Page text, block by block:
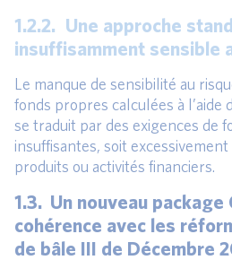
1.2.2. Une approche
insuffisamment sensible
Le manque de sensibilité au
fonds propres calculées à l’aide
se traduit par des exigences de
insuffisantes, soit
produits ou activités financiers.
1.3. Un nouveau package
cohérence avec les
de bâle III de Décembre